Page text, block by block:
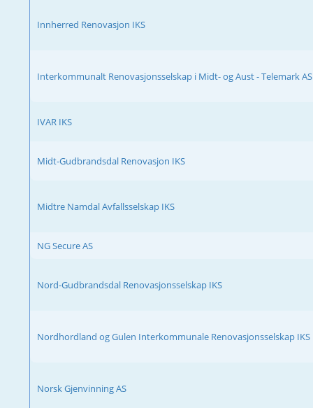
Innherred Renovasjon IKS
Interkommunalt Renovasjonsselskap i Midt- og Aust - Telemark AS
IVAR IKS
Midt-Gudbrandsdal Renovasjon IKS
Midtre Namdal Avfallsselskap IKS
NG Secure AS
Nord-Gudbrandsdal Renovasjonsselskap IKS
Nordhordland og Gulen Interkommunale Renovasjonsselskap IKS
Norsk Gjenvinning AS